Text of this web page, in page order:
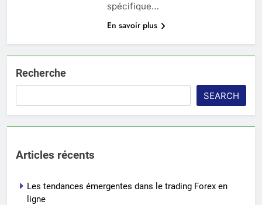
spécifique…
En savoir plus
Recherche
SEARCH
Articles récents
Les tendances émergentes dans le trading Forex en
ligne